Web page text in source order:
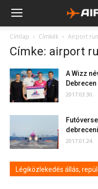
Címlap Címkék Airport run
Címke: airport
A Wizz
2017.03.30.
2017.01.24.
Légiközlekedés állás,